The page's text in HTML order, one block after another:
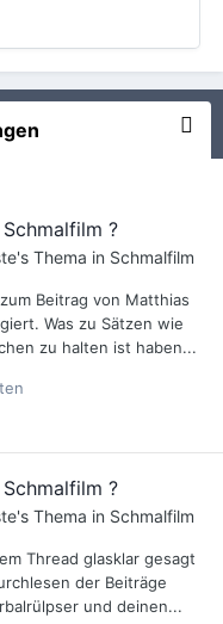
?
's Thema in Schmalfilm
Beitrag von Matthias
Was zu Sätzen wie
zu halten ist haben...
?
's Thema in Schmalfilm
Thread glasklar gesagt
der Beiträge
und deinen...